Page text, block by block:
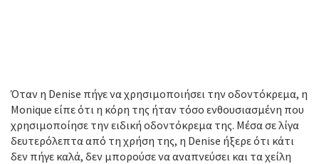
Όταν η Denise πήγε να χρησιμοποιήσει την οδοντόκρεμα, η
Monique είπε ότι η κόρη της ήταν τόσο ενθουσιασμένη που
χρησιμοποίησε την ειδική οδοντόκρεμα της. Μέσα σε λίγα
δευτερόλεπτα από τη χρήση της, η Denise ήξερε ότι κάτι
δεν πήγε καλά, δεν μπορούσε να αναπνεύσει και τα χείλη